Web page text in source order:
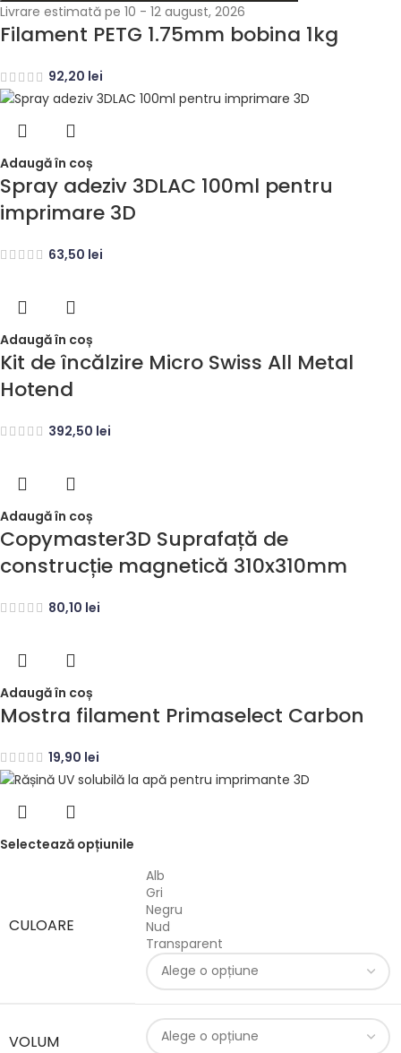
Livrare estimată pe 10 - 12 august, 2026
Filament PETG 1.75mm bobina 1kg
92,20 lei
Adaugă în coș
Spray adeziv 3DLAC 100ml pentru
imprimare 3D
63,50 lei
Adaugă în coș
Kit de încălzire Micro Swiss All Metal
Hotend
392,50 lei
Adaugă în coș
Copymaster3D Suprafață de
construcție magnetică 310x310mm
80,10 lei
Adaugă în coș
Mostra filament Primaselect Carbon
19,90 lei
Selectează opțiunile
CULOARE
Alb
Gri
Negru
Nud
Transparent
VOLUM